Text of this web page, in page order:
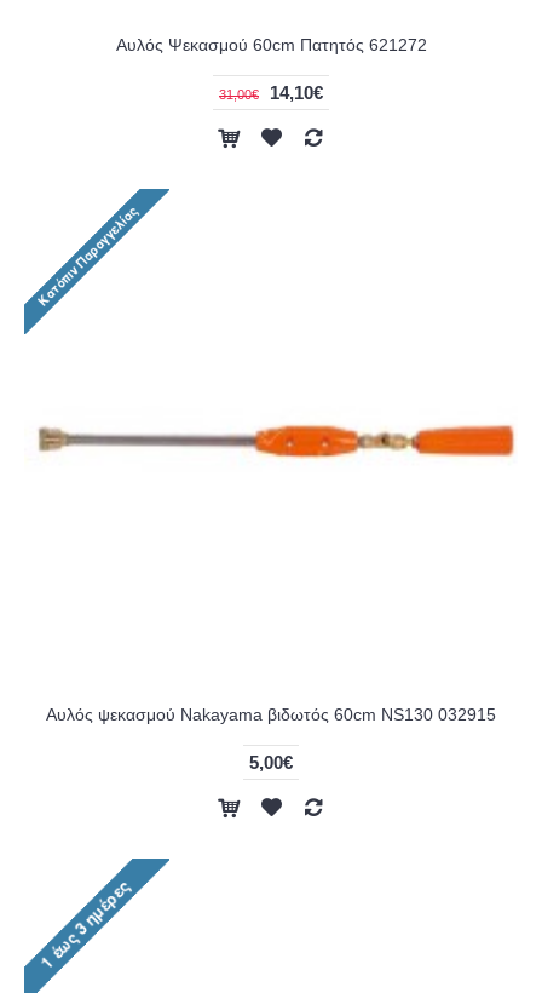
Αυλός Ψεκασμού 60cm Πατητός 621272
31,00€ 14,10€
Αυλός ψεκασμού Nakayama βιδωτός 60cm NS130 032915
5,00€